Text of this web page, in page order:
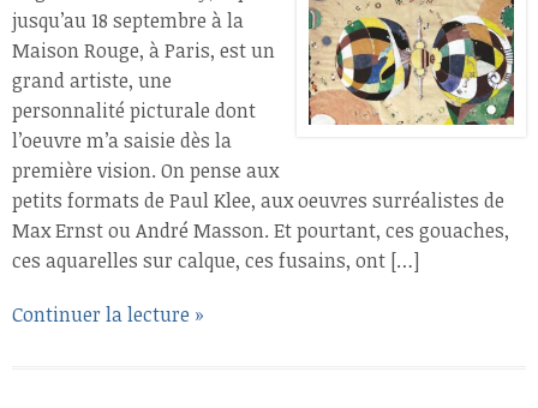
jusqu’au 18 septembre à la
Maison Rouge, à Paris, est un
grand artiste, une
personnalité picturale dont
l’oeuvre m’a saisie dès la
première vision. On pense aux
petits formats de Paul Klee, aux oeuvres surréalistes de
Max Ernst ou André Masson. Et pourtant, ces gouaches,
ces aquarelles sur calque, ces fusains, ont […]
Continuer la lecture »